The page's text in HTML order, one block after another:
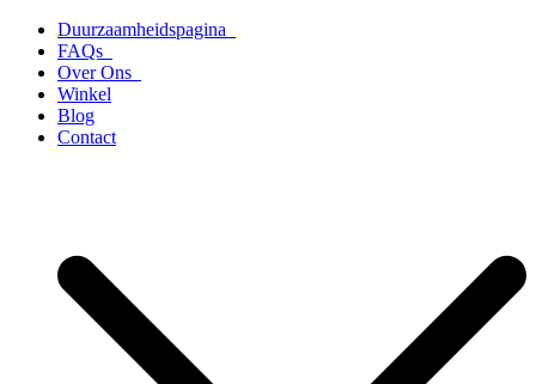
naar
inhoud
Duurzaamheidspagina
FAQs
Over Ons
Winkel
Blog
Contact